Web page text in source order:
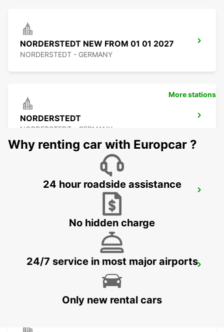
NORDERSTEDT NEW FROM 01 01 2027
NORDERSTEDT - GERMANY
NORDERSTEDT
NORDERSTEDT - GERMANY
HAMBURG AIRPORT
More stations
Why renting car with Europcar ?
24 hour roadside assistance
No hidden charge
24/7 service in most major airports
Only new rental cars